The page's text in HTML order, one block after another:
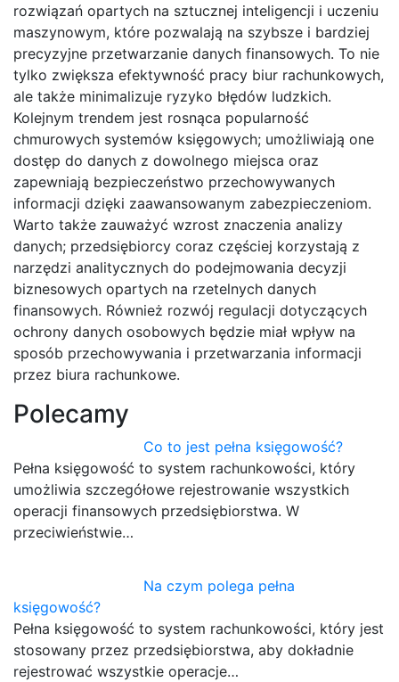
rozwiązań opartych na sztucznej inteligencji i uczeniu
maszynowym, które pozwalają na szybsze i bardziej
precyzyjne przetwarzanie danych finansowych. To nie
tylko zwiększa efektywność pracy biur rachunkowych,
ale także minimalizuje ryzyko błędów ludzkich.
Kolejnym trendem jest rosnąca popularność
chmurowych systemów księgowych; umożliwiają one
dostęp do danych z dowolnego miejsca oraz
zapewniają bezpieczeństwo przechowywanych
informacji dzięki zaawansowanym zabezpieczeniom.
Warto także zauważyć wzrost znaczenia analizy
danych; przedsiębiorcy coraz częściej korzystają z
narzędzi analitycznych do podejmowania decyzji
biznesowych opartych na rzetelnych danych
finansowych. Również rozwój regulacji dotyczących
ochrony danych osobowych będzie miał wpływ na
sposób przechowywania i przetwarzania informacji
przez biura rachunkowe.
Polecamy
Co to jest pełna księgowość?
Pełna księgowość to system rachunkowości, który
umożliwia szczegółowe rejestrowanie wszystkich
operacji finansowych przedsiębiorstwa. W
przeciwieństwie…
Na czym polega pełna
księgowość?
Pełna księgowość to system rachunkowości, który jest
stosowany przez przedsiębiorstwa, aby dokładnie
rejestrować wszystkie operacje…